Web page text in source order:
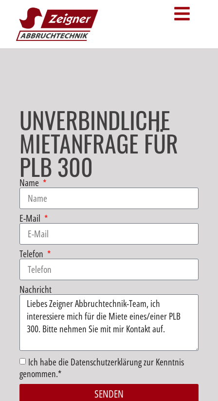
UNVERBINDLICHE
MIETANFRAGE FÜR
PLB 300
Name
E-Mail
Telefon
Nachricht
Ich habe die Datenschutzerklärung zur Kenntnis
genommen.*
SENDEN